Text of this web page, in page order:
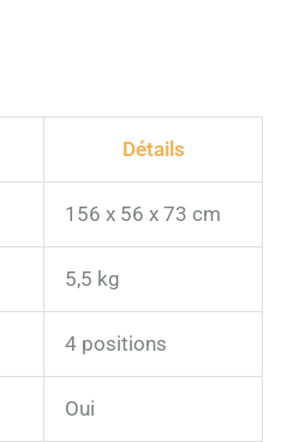
Détails
156 x 56 x 73 cm
5,5 kg
4 positions
Oui